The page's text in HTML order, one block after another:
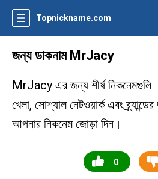
Topnickname.com
জন্য ডাকনাম MrJacy
MrJacy এর জন্য শীর্ষ নিকনেমগুলি
খেলা, সোশ্যাল নেটওয়ার্ক এবং
আপনার নিকনেম জোড়া দিন।
0